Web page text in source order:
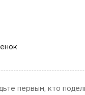
первым, кто